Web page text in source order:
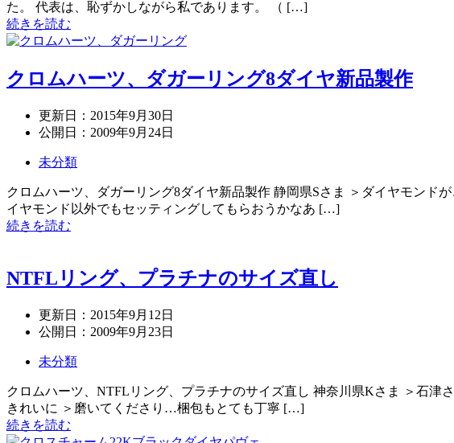
た。 代表は、恥ずかしながら私であります。 （ […]
続きを読む
クロムハーツ、ダガーリング8ダイヤ新品製作
更新日： 2015年9月30日
公開日： 2009年9月24日
未分類
クロムハーツ、ダガーリング8ダイヤ新品製作 静岡県Sさま ＞ダイヤモンド
イヤモンド以外でもセッティングしてもらおうかなあ […]
続きを読む
NTFLリング、プラチナのサイズ直し
更新日： 2015年9月12日
公開日： 2009年9月23日
未分類
クロムハーツ、NTFLリング、プラチナのサイズ直し 神奈川県Kさま ＞石津
きれいに ＞磨いてくださり…梱包もとても丁寧 […]
続きを読む